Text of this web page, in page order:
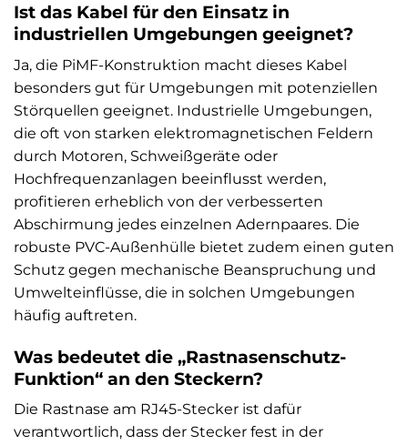
Ist das Kabel für den Einsatz in
industriellen Umgebungen geeignet?
Ja, die PiMF-Konstruktion macht dieses Kabel
besonders gut für Umgebungen mit potenziellen
Störquellen geeignet. Industrielle Umgebungen,
die oft von starken elektromagnetischen Feldern
durch Motoren, Schweißgeräte oder
Hochfrequenzanlagen beeinflusst werden,
profitieren erheblich von der verbesserten
Abschirmung jedes einzelnen Adernpaares. Die
robuste PVC-Außenhülle bietet zudem einen guten
Schutz gegen mechanische Beanspruchung und
Umwelteinflüsse, die in solchen Umgebungen
häufig auftreten.
Was bedeutet die „Rastnasenschutz-
Funktion“ an den Steckern?
Die Rastnase am RJ45-Stecker ist dafür
verantwortlich, dass der Stecker fest in der